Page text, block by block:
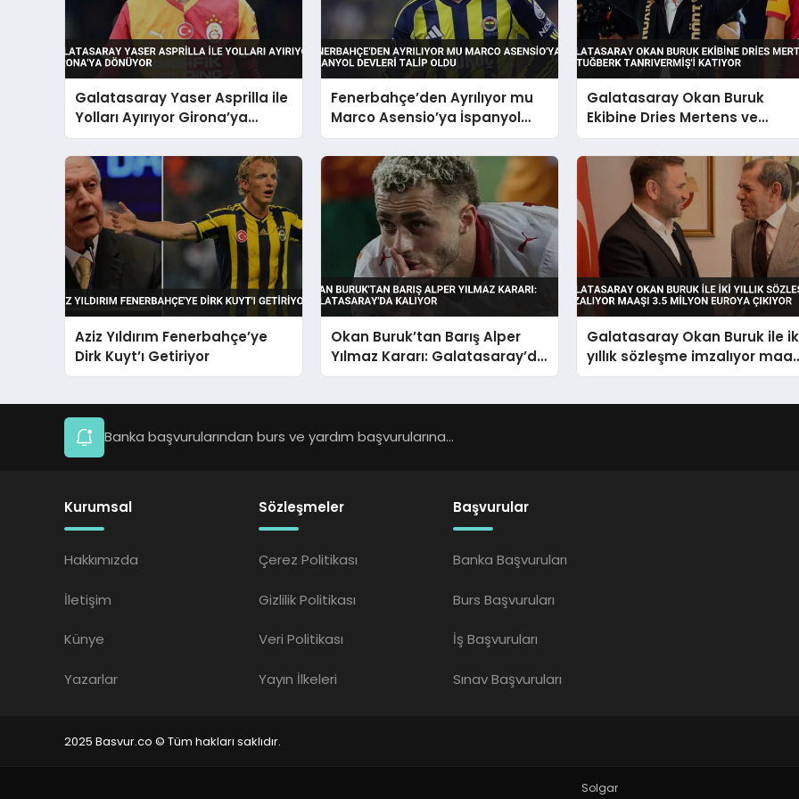
Galatasaray Yaser Asprilla ile
Yolları Ayırıyor Girona’ya
Dönüyor
Fenerbahçe’den Ayrılıyor mu
Marco Asensio’ya İspanyol
Devleri Talip Oldu
Galatasaray Okan Buruk
Ekibine Dries Mertens ve
Tuğberk Tanrıvermiş’i Katıyor
Aziz Yıldırım Fenerbahçe’ye
Dirk Kuyt’ı Getiriyor
Okan Buruk’tan Barış Alper
Yılmaz Kararı: Galatasaray’da
Kalıyor
Galatasaray Okan Buruk ile
yıllık sözleşme imzalıyor
3.5 milyon euroya çıkıyor
Banka başvurularından burs ve yardım başvurularına...
Kurumsal
Hakkımızda
İletişim
Künye
Yazarlar
Sözleşmeler
Çerez Politikası
Gizlilik Politikası
Veri Politikası
Yayın İlkeleri
Başvurular
Banka Başvuruları
Burs Başvuruları
İş Başvuruları
Sınav Başvuruları
2025 Basvur.co © Tüm hakları saklıdır.
Solgar